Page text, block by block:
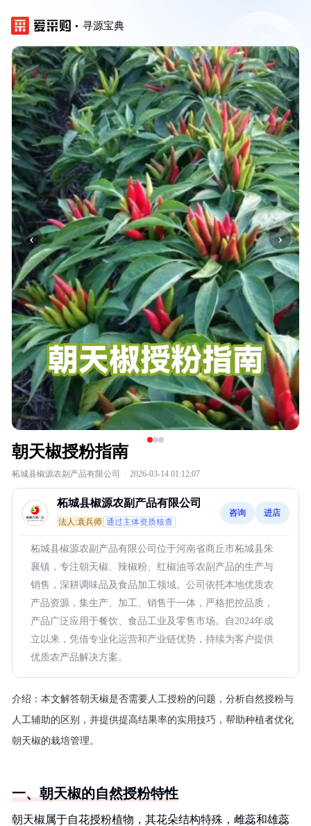
寻源宝典
‹ ›
朝天椒授粉指南
柘城县椒源农副产品有限公司 · 2026-03-14 01:12:07
柘城县椒源农副产品有限公司
法人:袁兵师 通过主体资质核查
咨询 进店
柘城县椒源农副产品有限公司位于河南省商丘市柘城县朱
襄镇，专注朝天椒、辣椒粉、红椒油等农副产品的生产与
销售，深耕调味品及食品加工领域。公司依托本地优质农
产品资源，集生产、加工、销售于一体，严格把控品质，
产品广泛应用于餐饮、食品工业及零售市场。自2024年成
立以来，凭借专业化运营和产业链优势，持续为客户提供
优质农产品解决方案。
介绍： 本文解答朝天椒是否需要人工授粉的问题，分析自然授粉与
人工辅助的区别，并提供提高结果率的实用技巧，帮助种植者优化
朝天椒的栽培管理。
一、朝天椒的自然授粉特性
朝天椒属于自花授粉植物，其花朵结构特殊，雌蕊和雄蕊